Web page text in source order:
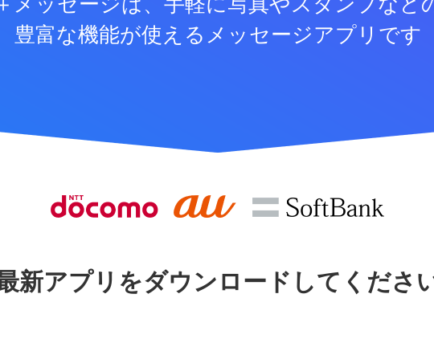
豊富な機能が使えるメッセージアプリです
新アプリをダウンロードしてくださ